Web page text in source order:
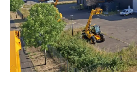
Michelbach (68), près de Mulhouse.
consolider notre prése...
Lire l'article